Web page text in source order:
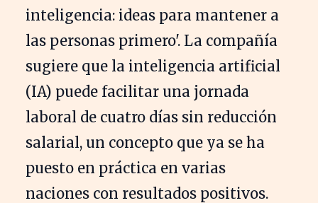
inteligencia: ideas para mantener a
las personas primero'. La compañía
sugiere que la inteligencia artificial
(IA) puede facilitar una jornada
laboral de cuatro días sin reducción
salarial, un concepto que ya se ha
puesto en práctica en varias
naciones con resultados positivos.